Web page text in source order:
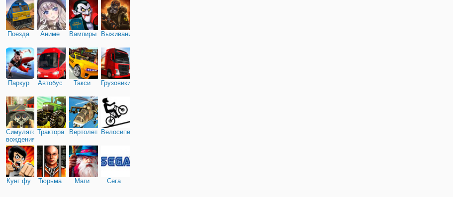
Поезда Аниме Вампиры Выживание
Паркур Автобус Такси Грузовики
Симулятор
вождения
Трактора ВертолетыВелосипед
Кунг фу Тюрьма Маги Сега